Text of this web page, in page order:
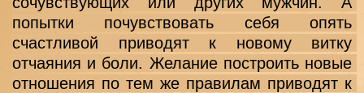
попытки почувствовать себя опять
счастливой приводят к новому витку
отчаяния и боли. Желание построить новые
отношения по тем же правилам приводят к